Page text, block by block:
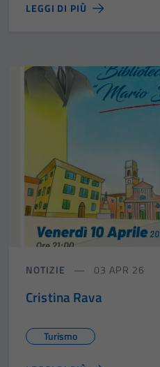
LEGGI DI PIÙ
NOTIZIE 03 APR 26
Cristina Rava
Turismo